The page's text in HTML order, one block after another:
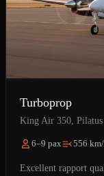
Turboprop
King Air 350,
6–9 pax 556
Excellent rapport